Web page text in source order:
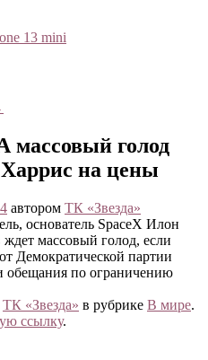
13 mini
голод
на цены
автором ТК «Звезда»
основатель SpaceX Илон
массовый голод, если
Демократической партии
обещания по ограничению
ТК «Звезда» в рубрике В мире.
ссылку.